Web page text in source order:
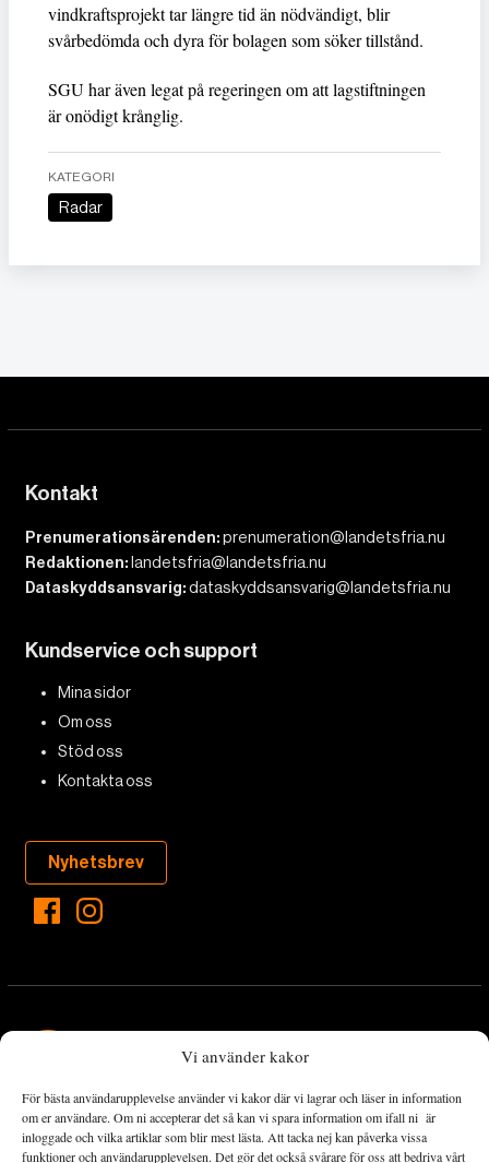
Vi använder kakor
För bästa användarupplevelse använder vi kakor där vi lagrar och läser in information
om er användare. Om ni accepterar det så kan vi spara information om ifall ni är
inloggade och vilka artiklar som blir mest lästa. Att tacka nej kan påverka vissa
funktioner och användarupplevelsen. Det gör det också svårare för oss att bedriva vårt
vindkraftsprojekt tar längre tid än nödvändigt, blir
svårbedömda och dyra för bolagen som söker tillstånd.
SGU har även legat på regeringen om att lagstiftningen
är onödigt krånglig.
KATEGORI
Radar
Kontakt
Prenumerationsärenden:prenumeration@landetsfria.nu
Redaktionen: landetsfria@landetsfria.nu
Dataskyddsansvarig:dataskyddsansvarig@landetsfria.nu
Kundservice och support
Mina sidor
Om oss
Stöd oss
Kontakta oss
Nyhetsbrev
Landets Fria Tidning är en nyhetstidning med bred bevakning av
det viktigaste som händer lokalt och globalt och med fokus på
omställningsrörelsen. En omställning till ett hållbart samhälle går